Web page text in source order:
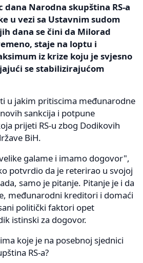
dana Narodna skupština RS-a
u vezi sa Ustavnim sudom
dana se čini da Milorad
staje na loptu i
iz krize koju je svjesno
se stabilizirajućom
u jakim pritiscima međunarodne
sankcija i potpune
prijeti RS-u zbog Dodikovih
BiH.
galame i imamo dogovor",
potvrdio da je reterirao u svojoj
samo je pitanje. Pitanje je i da
međunarodni kreditori i domaći
politički faktori opet
istinski za dogovor.
koje je na posebnoj sjednici
RS-a?